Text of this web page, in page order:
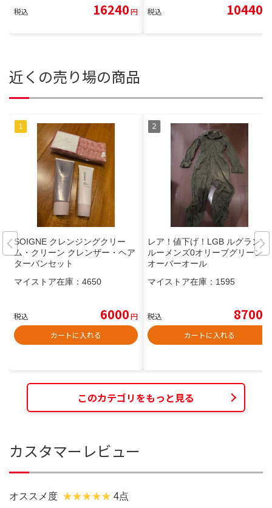
税込 16240円 税込 10440
近くの売り場の商品
SOIGNE クレンジングクリー
ム・クリーン クレンザー・ヘア
ターバンセット
マイストア在庫： 4650
税込 6000円
カートに入れる
レア！値下げ！LGB ルグランブ
ルーメンズ0オリーブグリーン
オーバーオール
マイストア在庫： 1595
税込 8700
カートに入れる
このカテゴリをもっと見る
カスタマーレビュー
オススメ度 4点